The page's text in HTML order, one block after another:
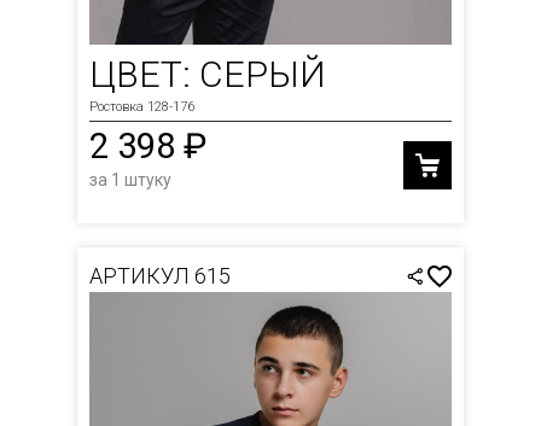
ЦВЕТ: СЕРЫЙ
Ростовка 128-176
2 398 ₽
за 1 штуку
АРТИКУЛ 615